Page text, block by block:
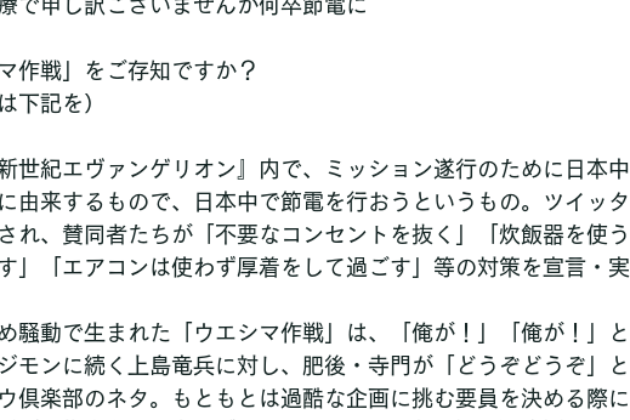
で申し訳ございませんが何卒節電に
作戦」をご存知ですか？
下記を）
世紀エヴァンゲリオン』内で、ミッション遂行のために日本中
由来するもので、日本中で節電を行おうというもの。ツイッタ
れ、賛同者たちが「不要なコンセントを抜く」「炊飯器を使う
」「エアコンは使わず厚着をして過ごす」等の対策を宣言・実
動で生まれた「ウエシマ作戦」は、「俺が！」「俺が！」と
モンに続く上島竜兵に対し、肥後・寺門が「どうぞどうぞ」と
倶楽部のネタ。もともとは過酷な企画に挑む要員を決める際に